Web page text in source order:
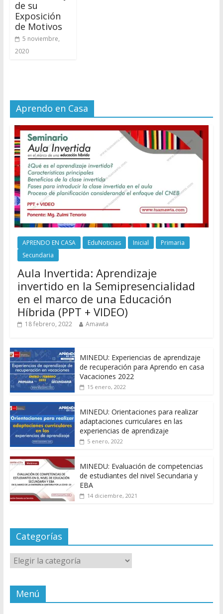
de su
Exposición
de Motivos
5 noviembre,
2020
Aprendo en Casa
APRENDO EN CASA EduNoticias Inicial
Primaria
Secundaria
Aula Invertida: Aprendizaje
invertido en la Semipresencialidad
en el marco de una Educación
Híbrida (PPT + VIDEO)
18 febrero, 2022 Amawta
MINEDU: Experiencias de aprendizaje
de recuperación para Aprendo en casa
Vacaciones 2022
15 enero, 2022
MINEDU: Orientaciones para realizar
adaptaciones curriculares en las
experiencias de aprendizaje
5 enero, 2022
MINEDU: Evaluación de competencias
de estudiantes del nivel Secundaria y
EBA
14 diciembre, 2021
Categorías
Categorías
Menú